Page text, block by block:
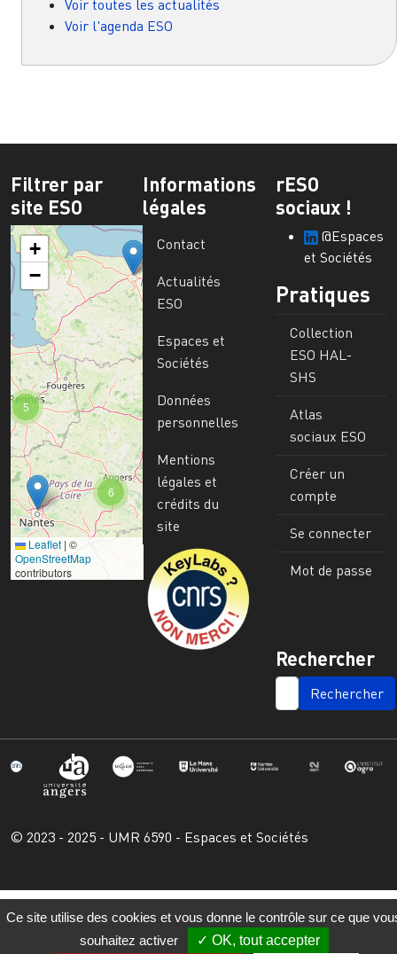
Voir toutes les actualités
Voir l'agenda ESO
Filtrer par
site ESO
6
5
+
−
Leaflet | ©
OpenStreetMap
contributors
Informations
légales
Contact
Actualités
ESO
Espaces et
Sociétés
Données
personnelles
Mentions
légales et
crédits du
site
Image
rESO
sociaux !
@Espaces
et Sociétés
Pratiques
Collection
ESO HAL-
SHS
Atlas
sociaux ESO
Créer un
compte
Se connecter
Mot de passe
Rechercher
SEARCH
© 2023 - 2025 - UMR 6590 - Espaces et Sociétés
Ce site utilise des cookies et vous donne le contrôle sur ce que
souhaitez activer
OK, tout accepter